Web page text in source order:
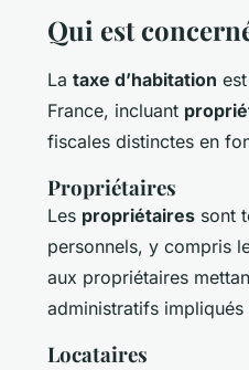
Qui est
La taxe d’habitation
France, incluant
fiscales distinctes en
Propriétaires
Les propriétaires sont
personnels, y compris
aux propriétaires
administratifs
Locataires